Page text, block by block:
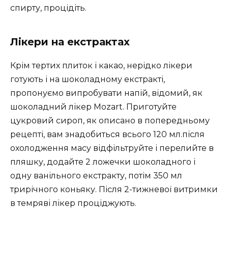
спирту, процідіть.
Лікери на екстрактах
Крім тертих плиток і какао, нерідко лікери
готують і на шоколадному екстракті,
пропонуємо випробувати напій, відомий, як
шоколадний лікер Mozart. Приготуйте
цукровий сироп, як описано в попередньому
рецепті, вам знадобиться всього 120 мл.після
охолодження масу відфільтруйте і перелийте в
пляшку, додайте 2 ложечки шоколадного і
одну ванільного екстракту, потім 350 мл
трирічного коньяку. Після 2-тижневої витримки
в темряві лікер проціджують.